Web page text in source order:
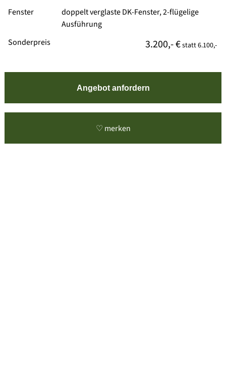
Fenster
doppelt verglaste DK-Fenster, 2-flügelige
Ausführung
Sonderpreis
3.200,- €statt6.100,-
Angebot anfordern
♡ merken